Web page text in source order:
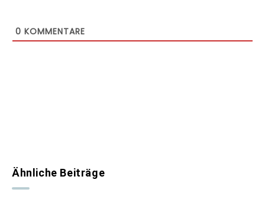
0 KOMMENTARE
Ähnliche Beiträge